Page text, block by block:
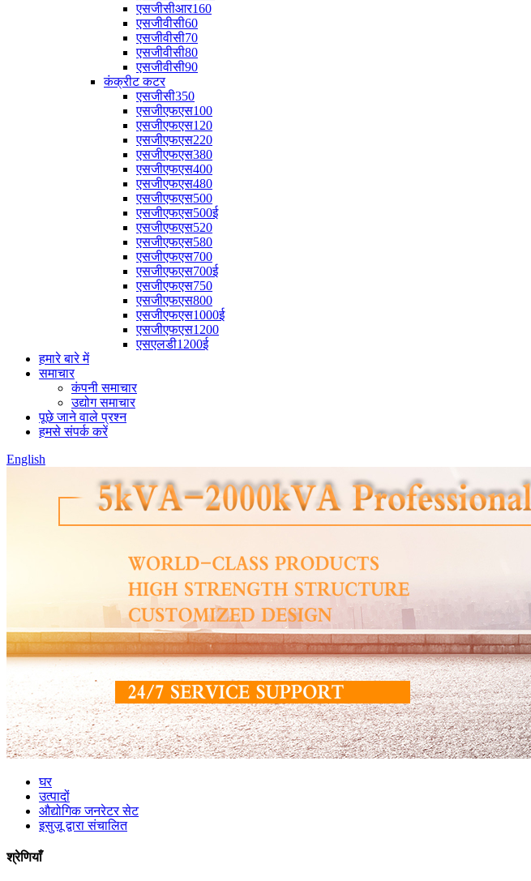
एसजीसीआर160
एसजीवीसी60
एसजीवीसी70
एसजीवीसी80
एसजीवीसी90
कंक्रीट कटर
एसजीसी350
एसजीएफएस100
एसजीएफएस120
एसजीएफएस220
एसजीएफएस380
एसजीएफएस400
एसजीएफएस480
एसजीएफएस500
एसजीएफएस500ई
एसजीएफएस520
एसजीएफएस580
एसजीएफएस700
एसजीएफएस700ई
एसजीएफएस750
एसजीएफएस800
एसजीएफएस1000ई
एसजीएफएस1200
एसएलडी1200ई
हमारे बारे में
समाचार
कंपनी समाचार
उद्योग समाचार
पूछे जाने वाले प्रश्न
हमसे संपर्क करें
English
घर
उत्पादों
औद्योगिक जनरेटर सेट
इसुज़ू द्वारा संचालित
श्रेणियाँ